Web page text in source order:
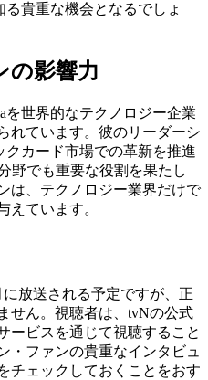
貴重な機会となるでしょ
の影響力
を世界的なテクノロジー企業
れています。彼のリーダーシ
クカード市場での革新を推進
野でも重要な役割を果たし
は、テクノロジー業界だけで
えています。
放送される予定ですが、正
せん。視聴者は、tvNの公式
ービスを通じて視聴すること
・ファンの貴重なインタビュ
チェックしておくことをおす